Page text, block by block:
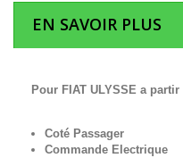
EN SAVOIR PLUS
Pour FIAT ULYSSE a partir
Coté Passager
Commande Electrique